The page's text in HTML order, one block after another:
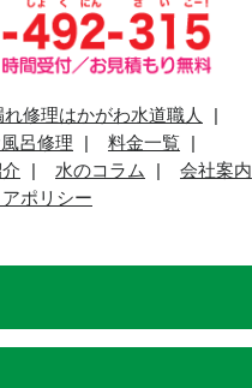
修理はかがわ水道職人
呂修理
料金一覧
水のコラム
会社案内
ポリシー